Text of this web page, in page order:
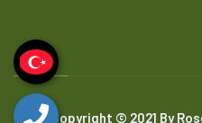
Copyright © 2021 By